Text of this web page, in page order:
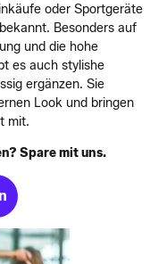
oder Sportgeräte
Besonders auf
und die hohe
es auch stylishe
ergänzen. Sie
Look und bringen
mit.
Spare mit uns.